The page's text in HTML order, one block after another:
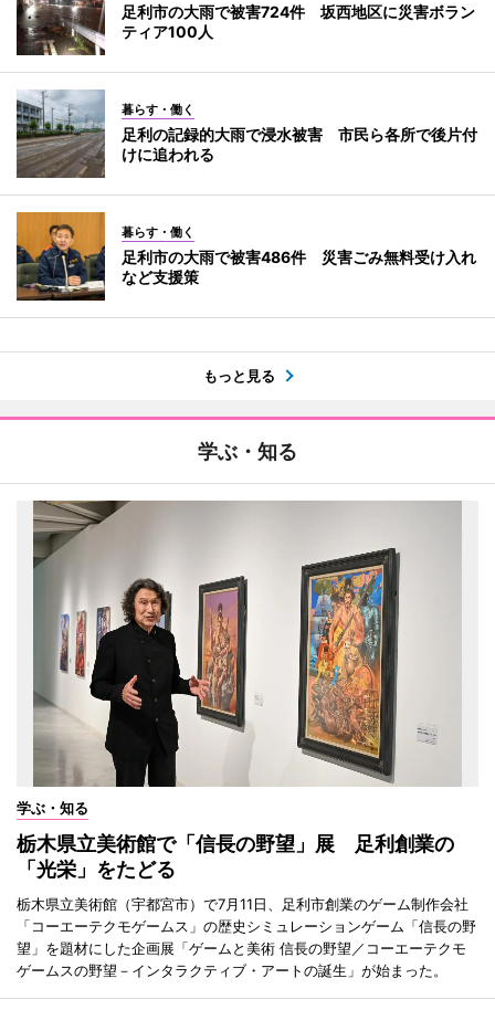
足利市の大雨で被害724件 坂西地区に災害ボラン
ティア100人
暮らす・働く
足利の記録的大雨で浸水被害 市民ら各所で後片付
けに追われる
暮らす・働く
足利市の大雨で被害486件 災害ごみ無料受け入れ
など支援策
もっと見る
学ぶ・知る
学ぶ・知る
栃木県立美術館で「信長の野望」展 足利創業の
「光栄」をたどる
栃木県立美術館（宇都宮市）で7月11日、足利市創業のゲーム制作会社
「コーエーテクモゲームス」の歴史シミュレーションゲーム「信長の野
望」を題材にした企画展「ゲームと美術 信長の野望／コーエーテクモ
ゲームスの野望－インタラクティブ・アートの誕生」が始まった。